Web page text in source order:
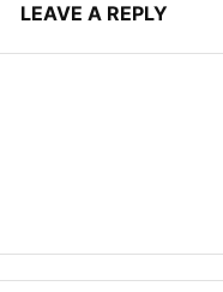
LEAVE A REPLY